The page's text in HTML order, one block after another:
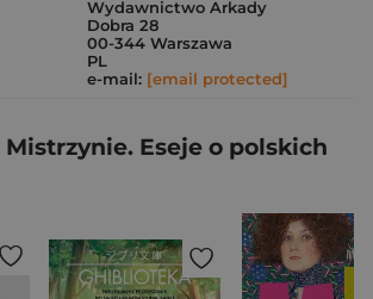
Wydawnictwo Arkady
Dobra 28
00-344 Warszawa
PL
e-mail: [email protected]
Eseje o polskich